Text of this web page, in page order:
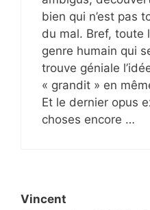
bien qui n’est pas
du mal. Bref, toute
genre humain qui
trouve géniale
« grandit » en
Et le dernier opus
choses encore …
Vincent